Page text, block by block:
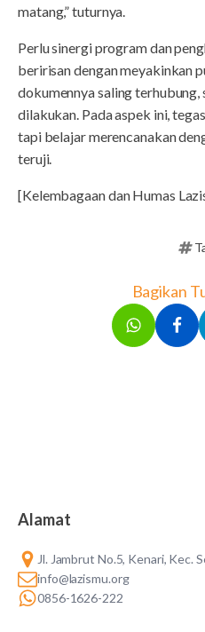
matang,” tuturnya.
Perlu sinergi program dan
beririsan dengan meyakinkan
dokumennya saling
dilakukan. Pada aspek ini,
tapi belajar merencanakan
teruji.
[Kelembagaan dan Humas
Bagikan
Alamat
Jl. Jambrut No.5, Kenari, Kec.
info@lazismu.org
0856-1626-222